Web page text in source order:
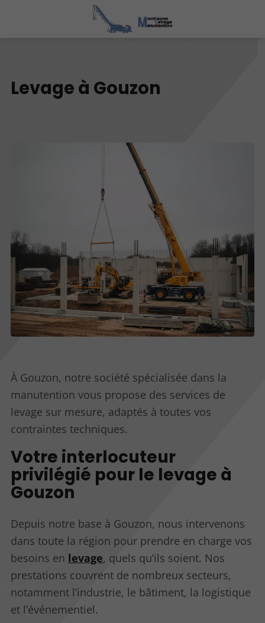
Levage à Gouzon
À Gouzon, notre société spécialisée dans la
manutention vous propose des services de
levage sur mesure, adaptés à toutes vos
contraintes techniques.
Votre interlocuteur
privilégié pour le levage à
Gouzon
Depuis notre base à Gouzon, nous intervenons
dans toute la région pour prendre en charge vos
besoins en levage, quels qu’ils soient. Nos
prestations couvrent de nombreux secteurs,
notamment l’industrie, le bâtiment, la logistique
et l’événementiel.